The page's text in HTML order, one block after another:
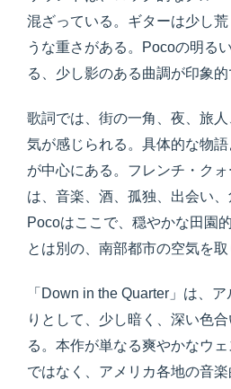
混ざっている。ギターは少し
うな重さがある。Pocoの明る
る、少し影のある曲調が印象的
歌詞では、街の一角、夜、旅
気が感じられる。具体的な物
が中心にある。フレンチ・ク
は、音楽、酒、孤独、出会い、
Pocoはここで、穏やかな田園
とは別の、南部都市の空気を取
「Down in the Quarter」は、
りとして、少し暗く、深い色
る。本作が単なる爽やかなウ
ではなく、アメリカ各地の音